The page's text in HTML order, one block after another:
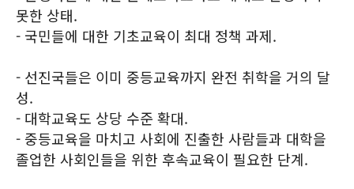
못한 상태.
- 국민들에 대한 기초교육이 최대 정책 과제.
- 선진국들은 이미 중등교육까지 완전 취학을 거의 달
성.
- 대학교육도 상당 수준 확대.
- 중등교육을 마치고 사회에 진출한 사람들과 대학을
졸업한 사회인들을 위한 후속교육이 필요한 단계.